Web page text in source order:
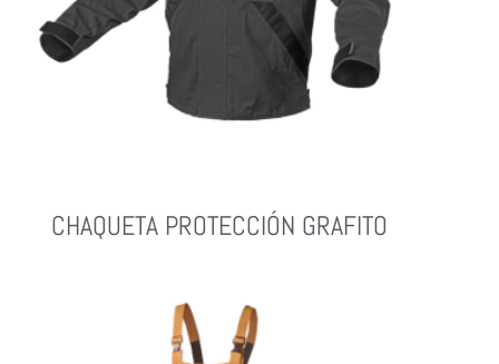
CHAQUETA PROTECCIÓN GRAFITO